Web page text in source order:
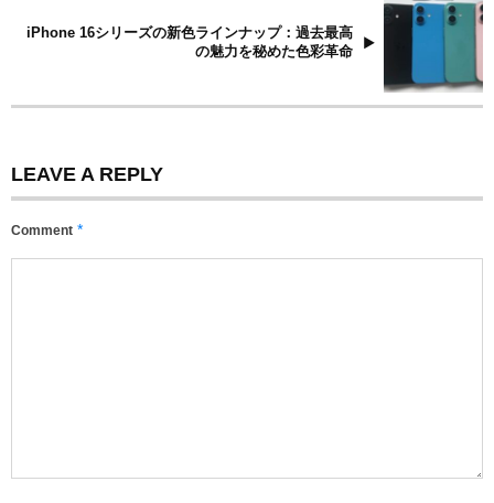
iPhone 16シリーズの新色ラインナップ：過去最高
の魅力を秘めた色彩革命
LEAVE A REPLY
Comment *